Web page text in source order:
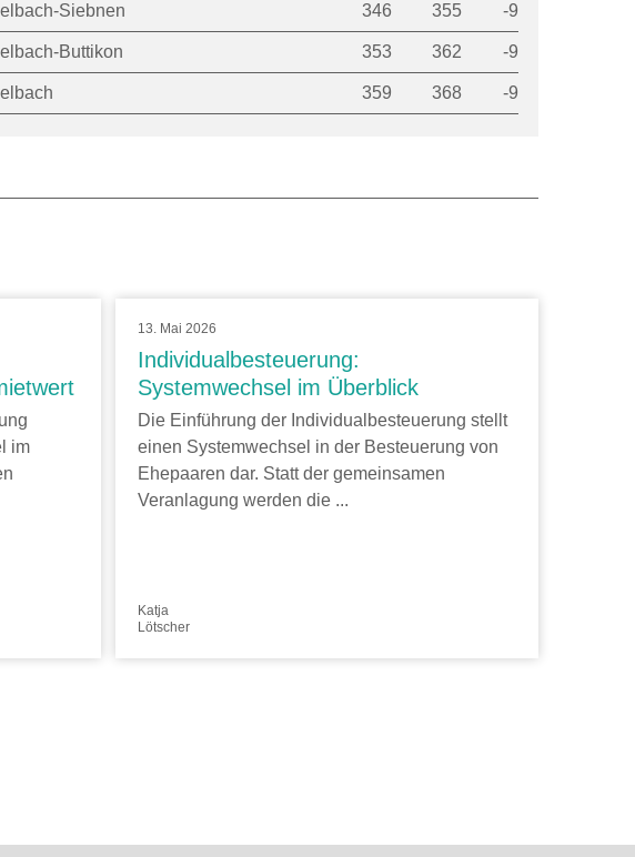
Siebnen 346 355 -9
Buttikon 353 362 -9
359 368 -9
im
13. Mai 2026
Individualbesteuerung:
Systemwechsel im Überblick
Die Einführung der Individualbesteuerung stellt
einen Systemwechsel in der Besteuerung von
Ehepaaren dar. Statt der gemeinsamen
Veranlagung werden die ...
Katja
Lötscher